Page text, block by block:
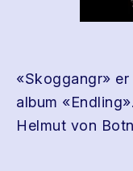
«Skoggangr»
album
Helmut von